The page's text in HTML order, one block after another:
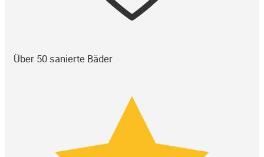
Über 50 sanierte Bäder